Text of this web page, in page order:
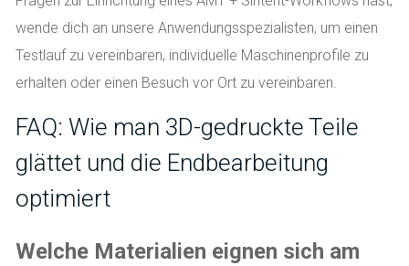
wende dich an unsere Anwendungsspezialisten, um einen
Testlauf zu vereinbaren, individuelle Maschinenprofile zu
erhalten oder einen Besuch vor Ort zu vereinbaren.
FAQ: Wie man 3D-gedruckte Teile
glättet und die Endbearbeitung
optimiert
Welche Materialien eignen sich am